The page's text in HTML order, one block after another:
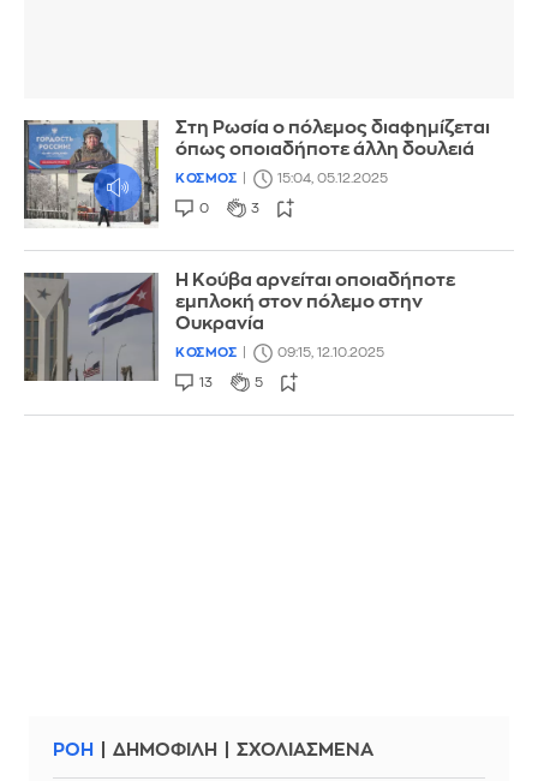
Στη Ρωσία ο πόλεμος διαφημίζεται
όπως οποιαδήποτε άλλη δουλειά
ΚΟΣΜΟΣ 15:04, 05.12.2025
0 3
Η Κούβα αρνείται οποιαδήποτε
εμπλοκή στον πόλεμο στην
Ουκρανία
ΚΟΣΜΟΣ 09:15, 12.10.2025
13 5
ΡΟΗ ΔΗΜΟΦΙΛΗ ΣΧΟΛΙΑΣΜΕΝΑ